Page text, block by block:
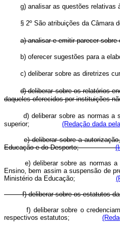
g) analisar as questões relativas à
§ 2º São atribuições da Câmara
a) analisar e emitir parecer
b) oferecer sugestões para a
c) deliberar sobre as diretrizes
d) deliberar sobre os relatórios
daqueles oferecidos por
d) deliberar sobre as normas a
superior; (Redação dada
e) deliberar sobre a
Educação e do Desporto;
e) deliberar sobre as normas
Ensino, bem assim a suspensão de
Ministério da Educação;
f) deliberar sobre os estatutos das
f) deliberar sobre o
respectivos estatutos;